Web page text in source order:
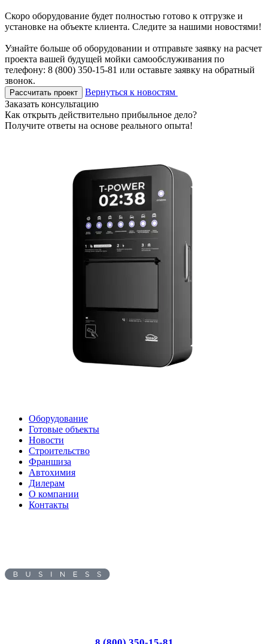
Скоро оборудование будет полностью готово к отгрузке и
установке на объекте клиента. Следите за нашими новостями!
Узнайте больше об оборудовании и отправьте заявку на расчет
проекта вашей будущей мойки самообслуживания по
телефону: 8 (800) 350-15-81 или оставьте заявку на обратный
звонок.
Рассчитать проект
Вернуться к новостям
Заказать консультацию
Как открыть действительно прибыльное дело?
Получите ответы на основе реального опыта!
Оборудование
Готовые объекты
Новости
Строительство
Франшиза
Автохимия
Дилерам
О компании
Контакты